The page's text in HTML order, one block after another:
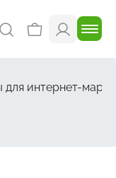
интернет-